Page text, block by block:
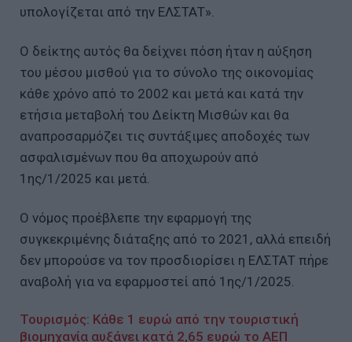
υπολογίζεται από την ΕΛΣΤΑΤ».
Ο δείκτης αυτός θα δείχνει πόση ήταν η αύξηση
του μέσου μισθού για το σύνολο της οικονομίας
κάθε χρόνο από το 2002 και μετά και κατά την
ετήσια μεταβολή του Δείκτη Μισθών και θα
αναπροσαρμόζει τις συντάξιμες αποδοχές των
ασφαλισμένων που θα αποχωρούν από
1ης/1/2025 και μετά.
Ο νόμος προέβλεπε την εφαρμογή της
συγκεκριμένης διάταξης από το 2021, αλλά επειδή
δεν μπορούσε να τον προσδιορίσει η ΕΛΣΤΑΤ πήρε
αναβολή για να εφαρμοστεί από 1ης/1/2025.
Τουρισμός: Κάθε 1 ευρώ από την τουριστική
βιομηχανία αυξάνει κατά 2,65 ευρώ το ΑΕΠ